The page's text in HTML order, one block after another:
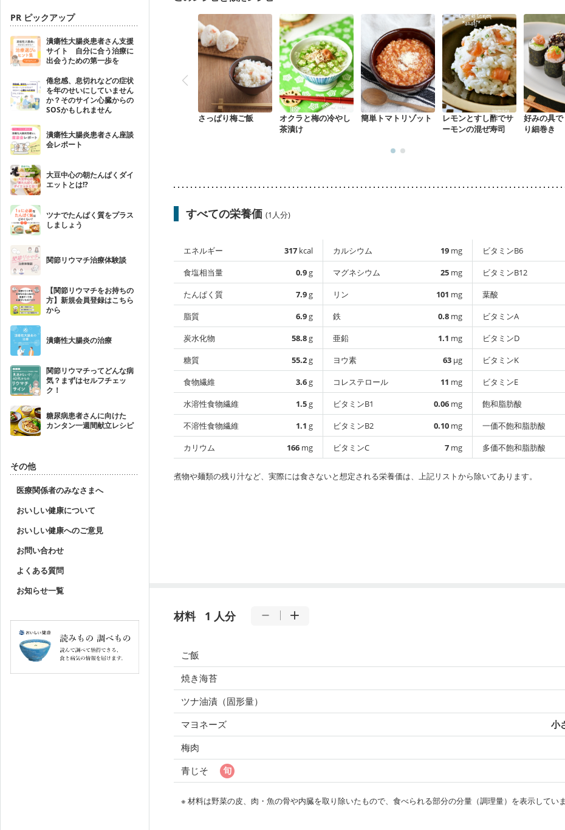
PR ピックアップ
潰瘍性大腸炎患者さん支援
サイト 自分に合う治療に
出会うための第一歩を
倦怠感、息切れなどの症状
を年のせいにしていません
か？そのサイン心臓からの
SOSかもしれません
潰瘍性大腸炎患者さん座談
会レポート
大豆中心の朝たんぱくダイ
エットとは!?
ツナでたんぱく質をプラス
しましょう
関節リウマチ治療体験談
【関節リウマチをお持ちの
方】新規会員登録はこちら
から
潰瘍性大腸炎の治療
関節リウマチってどんな病
気？まずはセルフチェッ
ク！
糖尿病患者さんに向けた
カンタン一週間献立レシピ
その他
医療関係者のみなさまへ
おいしい健康について
おいしい健康へのご意見
お問い合わせ
よくある質問
お知らせ一覧
さっぱり梅ご飯
オクラと梅の冷やし
茶漬け
簡単トマトリゾット
レモンとすし酢でサ
ーモンの混ぜ寿司
好みの具
り細巻き
すべての栄養価 (1人分)
エネルギー 317 kcal
食塩相当量
0.9g
たんぱく質
7.9g
脂質
6.9g
炭水化物
58.8g
糖質
55.2g
食物繊維
3.6g
水溶性食物繊維
1.5g
不溶性食物繊維
1.1 g
カリウム
166 mg
カルシウム 19 mg
マグネシウム
25 mg
リン
101 mg
鉄
0.8 mg
亜鉛
1.1 mg
ヨウ素
63 µg
コレステロール
11 mg
ビタミンB1
0.06 mg
ビタミンB2
0.10 mg
ビタミンC
7 mg
ビタミンB6
ビタミンB12
葉酸
ビタミンA
ビタミンD
ビタミンK
ビタミンE
飽和脂肪酸
一価不飽和脂肪酸
多価不飽和脂肪酸
煮物や麺類の残り汁など、実際には食さないと想定される栄養価は、上記リストから除いてあります。
材料 1 人分
ご飯
焼き海苔
ツナ油漬（固形量）
マヨネーズ
小
梅肉
青じそ
※ 材料は野菜の皮、肉・魚の骨や内臓を取り除いたもので、食べられる部分の分量（調理量）を表示していま